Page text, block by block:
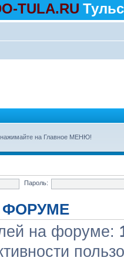
TULA.RU
на Главное МЕНЮ!
Пароль:
ФОРУМЕ
на форуме: